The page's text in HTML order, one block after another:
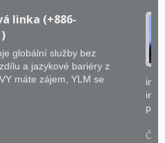
linka (+886-
globální služby bez
a jazykové bariéry z
máte zájem, YLM se